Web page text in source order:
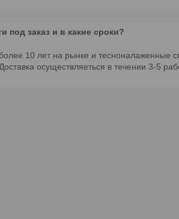
под заказ и в какие сроки?
10 лет на рынке и тесноналаженные
осуществляеться в течении 3-5